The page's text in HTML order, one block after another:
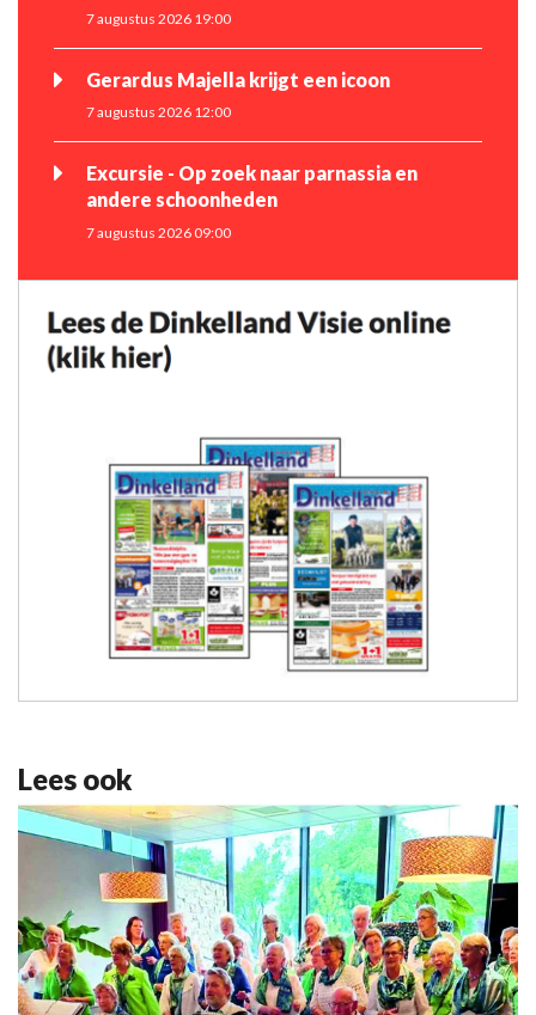
7 augustus 2026 19:00
Gerardus Majella krijgt een icoon
7 augustus 2026 12:00
Excursie - Op zoek naar parnassia en
andere schoonheden
7 augustus 2026 09:00
Lees ook